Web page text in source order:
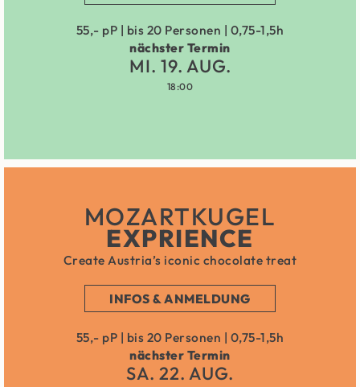
55,- pP | bis 20 Personen | 0,75-1,5h
nächster Termin
MI. 19. AUG.
18:00
MOZARTKUGEL
EXPRIENCE
Create Austria’s iconic chocolate treat
INFOS & ANMELDUNG
55,- pP | bis 20 Personen | 0,75-1,5h
nächster Termin
SA. 22. AUG.